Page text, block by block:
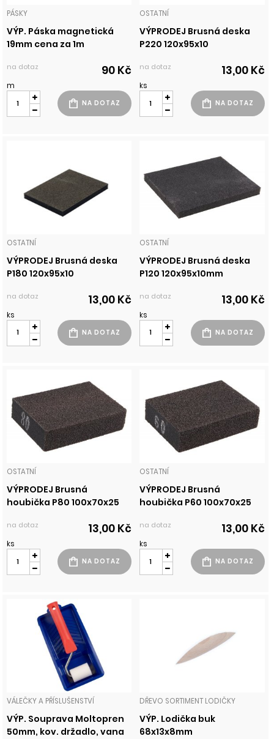
PÁSKY
VÝP. Páska magnetická
19mm cena za 1m
na dotaz 90 Kč
m
OSTATNÍ
VÝPRODEJ Brusná deska
P220 120x95x10
na dotaz 13,00 Kč
ks
OSTATNÍ
VÝPRODEJ Brusná deska
P180 120x95x10
na dotaz 13,00 Kč
ks
OSTATNÍ
VÝPRODEJ Brusná deska
P120 120x95x10mm
na dotaz 13,00 Kč
ks
OSTATNÍ
VÝPRODEJ Brusná
houbička P80 100x70x25
na dotaz 13,00 Kč
ks
OSTATNÍ
VÝPRODEJ Brusná
houbička P60 100x70x25
na dotaz 13,00 Kč
ks
VÁLEČKY A PŘÍSLUŠENSTVÍ
VÝP. Souprava Moltopren
50mm, kov. držadlo, vana
DŘEVO SORTIMENT LODIČKY
VÝP. Lodička buk
68x13x8mm